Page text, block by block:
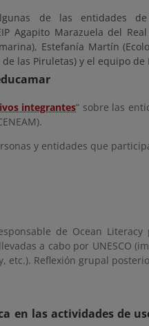
de las entidades de
Agapito Marazuela del
Estefanía Martín
las Piruletas) y el equipo
integrantes” sobre las
y entidades que
de Ocean Literacy
a cabo por UNESCO
etc.). Reflexión grupal
en las actividades de